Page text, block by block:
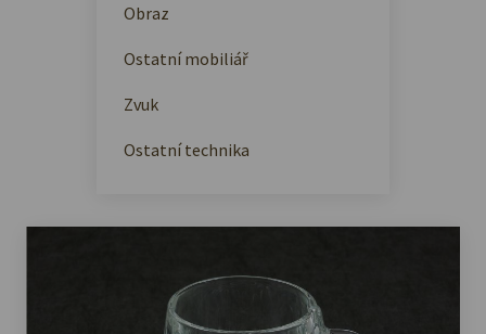
Obraz
Ostatní mobiliář
Zvuk
Ostatní technika